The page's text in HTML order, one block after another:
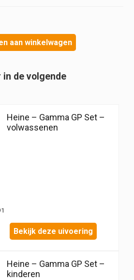
aan winkelwagen
de volgende
Heine – Gamma GP Set –
volwassenen
Bekijk deze uivoering
Heine – Gamma GP Set –
kinderen